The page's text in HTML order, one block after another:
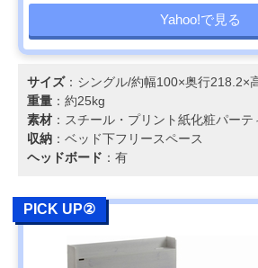
Yahoo!で見る
サイズ：シングル/約幅100×奥行218.2×
重量 ：約25kg
素材 ：スチール・プリント紙化粧パー
収納 ：ベッド下フリースペース
ヘッドボード ：有
PICK UP②